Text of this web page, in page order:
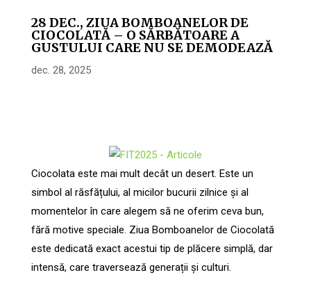
28 DEC., ZIUA BOMBOANELOR DE
CIOCOLATĂ – O SĂRBĂTOARE A
GUSTULUI CARE NU SE DEMODEAZĂ
dec. 28, 2025
Ciocolata este mai mult decât un desert. Este un
simbol al răsfățului, al micilor bucurii zilnice și al
momentelor în care alegem să ne oferim ceva bun,
fără motive speciale. Ziua Bomboanelor de Ciocolată
este dedicată exact acestui tip de plăcere simplă, dar
intensă, care traversează generații și culturi.